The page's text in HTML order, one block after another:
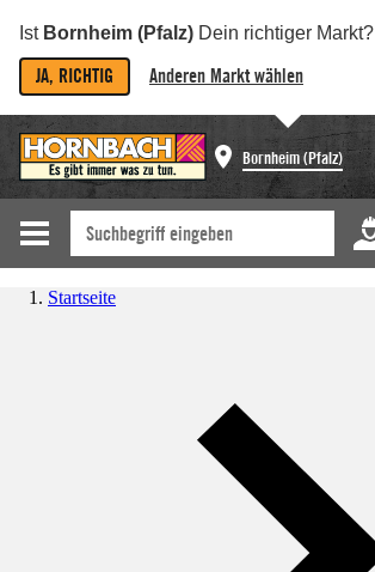
Ist Bornheim (Pfalz) Dein richtiger Markt?
JA, RICHTIG Anderen Markt wählen
Bornheim (Pfalz)
Startseite